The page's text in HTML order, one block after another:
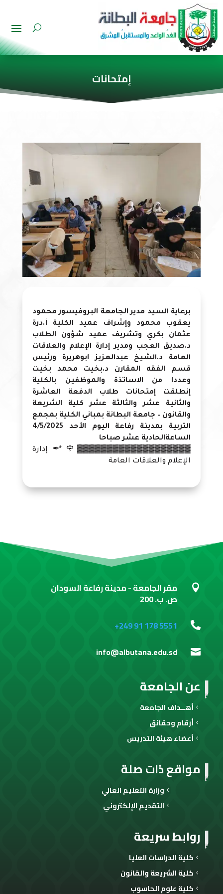
إمتحانات
برعاية السيد مدير الجامعة البروفيسور محمود
يعقوب محمود وإشراف عميد الكلية أ.درة
عثمان بكري وتشريف عميد شؤون الطلاب
د.صديق العجب ومدير إدارة الإعلام والعلاقات
العامة د.الشيخ عبدالعزيز ابوهريرة ورئيس
قسم الفقه المقارن د.بخيت محمد بخيت
وعددا من الاساتذة والموظفين بالكلية
إنطلقت إمتحانات طلاب الدفعة العاشرة
والثانية عشر والثالثة عشر كلية الشريعة
والقانون – جامعة البطانة بمباني الكلية بمجمع
التربية بمدينة رفاعة اليوم الأحد 4/5/2025
الساعةالحادية عشر صباحا
▓▓▓▓▓▓▓▓▓▓▓▓▓▓▓▓▓▓▓🌹 *✒ إدارة
الإعلام والعلاقات العامة
روابط سريعة
كلية الدراسات العليا
كلية الشريعة والقانون
كلية علوم الحاسوب
مواقع ذات صلة
وزارة التعليم العالي
التقديم الإلكتروني
عن الجامعة
أهــداف الجامعة
أرقام وحقائق
أعضاء هيئة التدريس
 مقر الجامعة - مدينة رفاعة السودان
ص. ب. 200

+249 91 178 5551

info@albutana.edu.sd